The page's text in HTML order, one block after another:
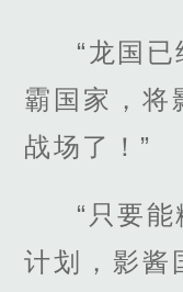
“龙国
霸国家，将
战场了！”
“只要
计划，影酱